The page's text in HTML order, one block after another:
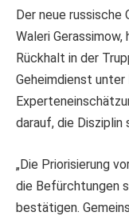
Der neue russische
Waleri
Rückhalt in der
Geheimdienst unter
darauf, die Disziplin
„Die Priorisierung
die Befürchtungen
bestätigen.